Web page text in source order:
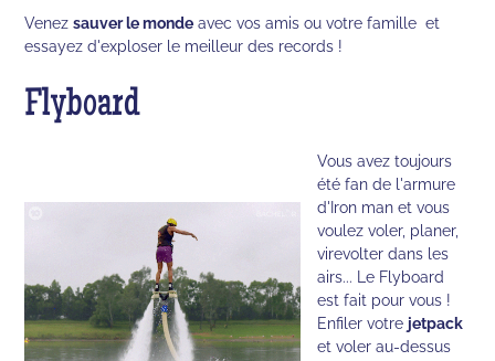
Venezsauver le monde avec vos amis ou votre famille et
essayez d'exploser le meilleur des records !
Flyboard
Vous avez toujours
été fan de l'armure
d'Iron man et vous
voulez voler, planer,
virevolter dans les
airs... Le Flyboard
est fait pour vous !
Enfiler votre jetpack
et voler au-dessus